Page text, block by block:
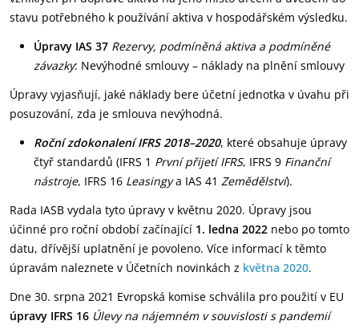
stavu potřebného k používání aktiva v hospodářském výsledku.
Úpravy IAS 37 Rezervy, podmíněná aktiva a podmíněné
závazky: Nevýhodné smlouvy – náklady na plnění smlouvy
Úpravy vyjasňují, jaké náklady bere účetní jednotka v úvahu při
posuzování, zda je smlouva nevýhodná.
Roční zdokonalení IFRS 2018–2020, které obsahuje úpravy
čtyř standardů (IFRS 1 První přijetí IFRS, IFRS 9 Finanční
nástroje, IFRS 16 Leasingya IAS 41 Zemědělství).
Rada IASB vydala tyto úpravy v květnu 2020. Úpravy jsou
účinné pro roční období začínající 1. ledna 2022 nebo po tomto
datu, dřívější uplatnění je povoleno. Více informací k těmto
úpravám naleznete v Účetních novinkách z května 2020.
Dne 30. srpna 2021 Evropská komise schválila pro použití v EU
úpravy IFRS 16 Úlevy na nájemném v souvislosti s pandemií